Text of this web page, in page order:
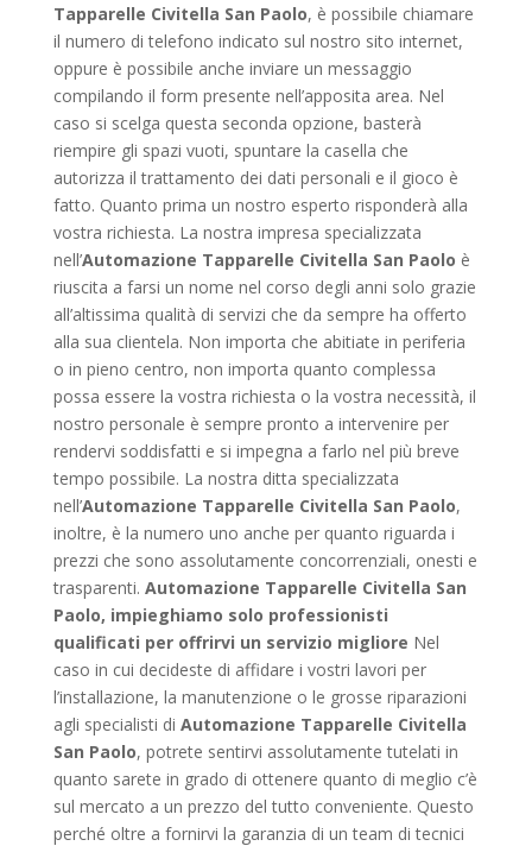
Tapparelle Civitella San Paolo, è possibile chiamare
il numero di telefono indicato sul nostro sito internet,
oppure è possibile anche inviare un messaggio
compilando il form presente nell’apposita area. Nel
caso si scelga questa seconda opzione, basterà
riempire gli spazi vuoti, spuntare la casella che
autorizza il trattamento dei dati personali e il gioco è
fatto. Quanto prima un nostro esperto risponderà alla
vostra richiesta. La nostra impresa specializzata
nell’Automazione Tapparelle Civitella San Paolo è
riuscita a farsi un nome nel corso degli anni solo grazie
all’altissima qualità di servizi che da sempre ha offerto
alla sua clientela. Non importa che abitiate in periferia
o in pieno centro, non importa quanto complessa
possa essere la vostra richiesta o la vostra necessità, il
nostro personale è sempre pronto a intervenire per
rendervi soddisfatti e si impegna a farlo nel più breve
tempo possibile. La nostra ditta specializzata
nell’Automazione Tapparelle Civitella San Paolo,
inoltre, è la numero uno anche per quanto riguarda i
prezzi che sono assolutamente concorrenziali, onesti e
trasparenti. Automazione Tapparelle Civitella San
Paolo, impieghiamo solo professionisti
qualificati per offrirvi un servizio migliore Nel
caso in cui decideste di affidare i vostri lavori per
l’installazione, la manutenzione o le grosse riparazioni
agli specialisti di Automazione Tapparelle Civitella
San Paolo, potrete sentirvi assolutamente tutelati in
quanto sarete in grado di ottenere quanto di meglio c’è
sul mercato a un prezzo del tutto conveniente. Questo
perché oltre a fornirvi la garanzia di un team di tecnici